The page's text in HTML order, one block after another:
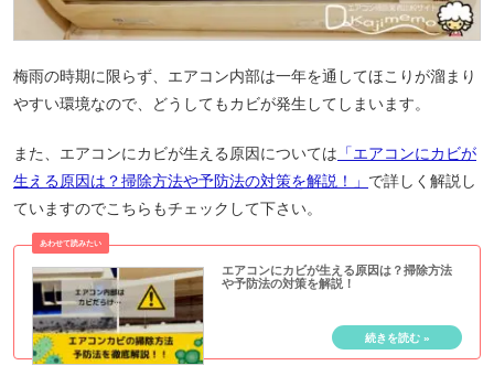
梅雨の時期に限らず、エアコン内部は一年を通してほこりが溜まり
やすい環境なので、どうしてもカビが発生してしまいます。
また、エアコンにカビが生える原因については 「エアコンにカビが
生える原因は？掃除方法や予防法の対策を解説！」 で詳しく解説し
ていますのでこちらもチェックして下さい。
エアコンにカビが生える原因は？掃除方法
や予防法の対策を解説！